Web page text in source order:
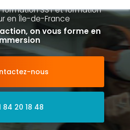
SST et formation
en Île-de-France
on vous forme en
nous
84 20 18 48